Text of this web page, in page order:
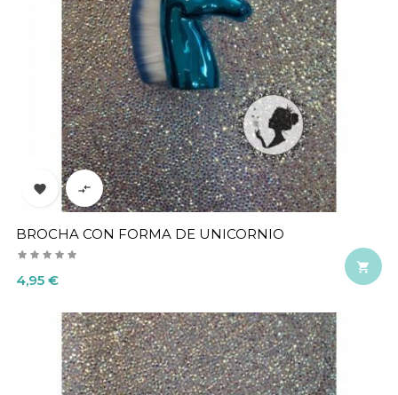
 
BROCHA CON FORMA DE UNICORNIO
Precio
4,95 €
